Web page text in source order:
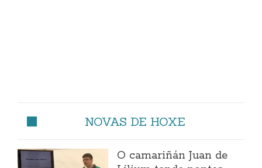
NOVAS DE HOXE
O camariñán Juan de